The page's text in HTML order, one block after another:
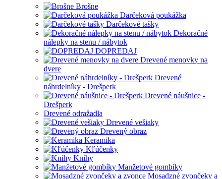
Brošne
Darčeková poukážka
Darčekové tašky
Dekoračné
nálepky na stenu / nábytok
DOPREDAJ
Drevené menovky na
dvere
Drevené
náhrdelníky - Drešperk
Drevené náušnice -
Drešperk
Drevené odražadla
Drevené vešiaky
Drevený obraz
Keramika
Kľúčenky
Knihy
Manžetové gombíky
Mosadzné zvončeky a